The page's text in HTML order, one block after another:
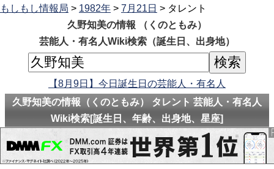
もしもし情報局 > 1982年 > 7月21日 > タレント
久野知美の情報 （くのともみ）
芸能人・有名人Wiki検索（誕生日、出身地）
【8月9日】今日誕生日の芸能人・有名人
久野知美の情報（くのともみ） タレント 芸能人・有名人
Wiki検索[誕生日、年齢、出身地、星座]